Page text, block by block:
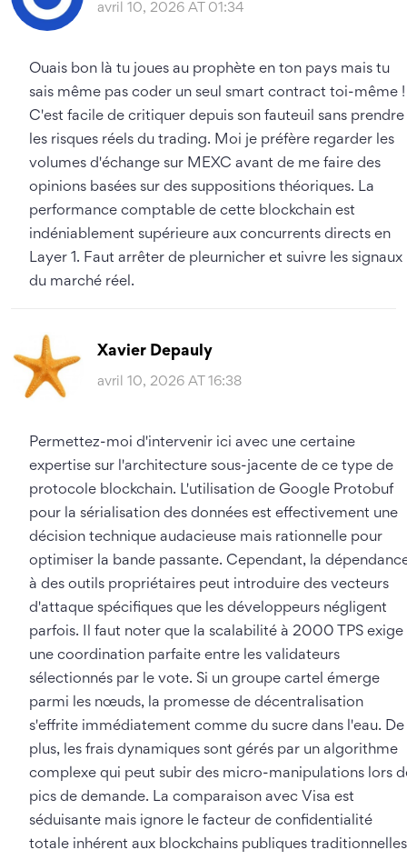
avril 10, 2026 AT 01:34
Ouais bon là tu joues au prophète en ton pays mais tu
sais même pas coder un seul smart contract toi-même !
C'est facile de critiquer depuis son fauteuil sans prendre
les risques réels du trading. Moi je préfère regarder les
volumes d'échange sur MEXC avant de me faire des
opinions basées sur des suppositions théoriques. La
performance comptable de cette blockchain est
indéniablement supérieure aux concurrents directs en
Layer 1. Faut arrêter de pleurnicher et suivre les signaux
du marché réel.
Xavier Depauly
avril 10, 2026 AT 16:38
Permettez-moi d'intervenir ici avec une certaine
expertise sur l'architecture sous-jacente de ce type de
protocole blockchain. L'utilisation de Google Protobuf
pour la sérialisation des données est effectivement une
décision technique audacieuse mais rationnelle pour
optimiser la bande passante. Cependant, la
à des outils propriétaires peut introduire des vecteurs
d'attaque spécifiques que les développeurs négligent
parfois. Il faut noter que la scalabilité à 2000 TPS exige
une coordination parfaite entre les validateurs
sélectionnés par le vote. Si un groupe cartel émerge
parmi les nœuds, la promesse de décentralisation
s'effrite immédiatement comme du sucre dans l'eau. De
plus, les frais dynamiques sont gérés par un algorithme
complexe qui peut subir des micro-manipulations lors
pics de demande. La comparaison avec Visa est
séduisante mais ignore le facteur de confidentialité
totale inhérent aux blockchains publiques